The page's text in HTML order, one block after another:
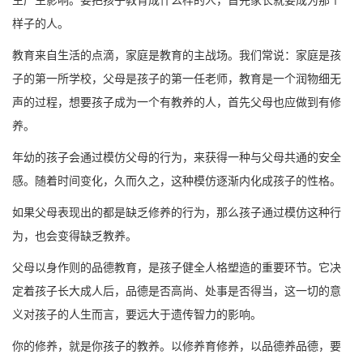
样子的人。
教育来自生活的点滴，家庭是教育的主战场。我们常说：家庭是孩
子的第一所学校，父母是孩子的第一任老师 ， 教育是一个润物细无
声的过程，想要孩子成为一个有教养的人，首先父母也应做到有修
养。
年幼的孩子会通过模仿父母的行为，来获得一种与父母共通的安全
感。随着时间变化，久而久之，这种模仿逐渐内化成孩子的性格。
如果父母表现出的都是缺乏修养的行为，那么孩子通过模仿这种行
为，也会变得缺乏教养。
父母以身作则的品德教育，是孩子健全人格塑造的重要环节。它决
定着孩子长大成人后，品德是否高尚、处事是否得当，这一切的意
义对孩子的人生而言，要远大于遗传智力的影响。
你的修养，就是你孩子的教养。以修养育修养，以品德养品德，要